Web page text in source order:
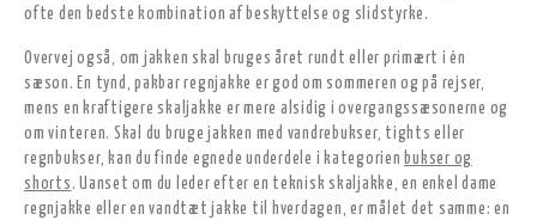
ofte den bedste kombination af beskyttelse og slidstyrke.
Overvej også, om jakken skal bruges året rundt eller primært i én
sæson. En tynd, pakbar regnjakke er god om sommeren og på rejser,
mens en kraftigere skaljakke er mere alsidig i overgangssæsonerne og
om vinteren. Skal du bruge jakken med vandrebukser, tights eller
regnbukser, kan du finde egnede underdele i kategorien bukser og
shorts . Uanset om du leder efter en teknisk skaljakke, en enkel dame
regnjakke eller en vandtæt jakke til hverdagen, er målet det samme: en